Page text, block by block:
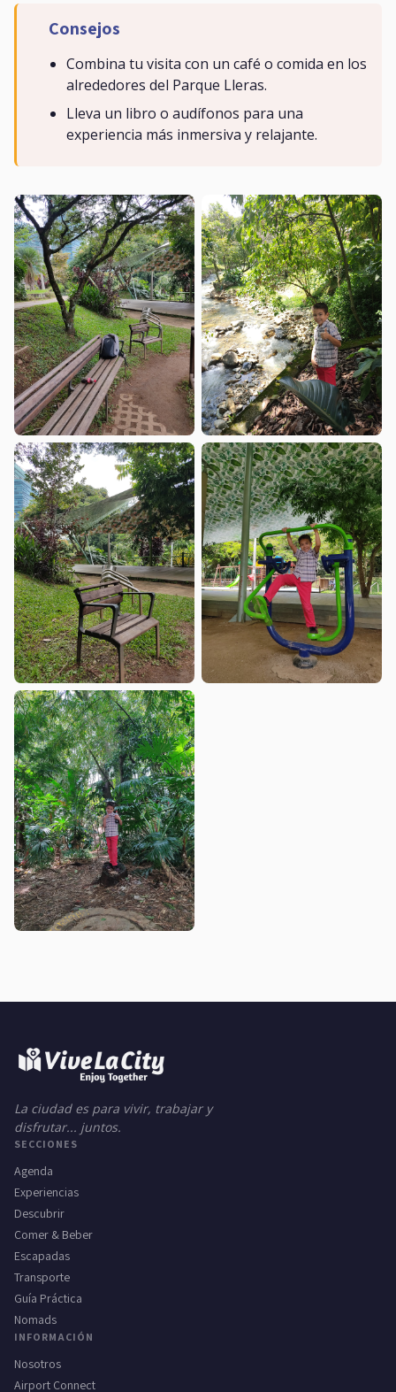
Consejos
Combina tu visita con un café o comida en los
alrededores del Parque Lleras.
Lleva un libro o audífonos para una
experiencia más inmersiva y relajante.
La ciudad es para vivir, trabajar y
disfrutar... juntos.
SECCIONES
Agenda
Experiencias
Descubrir
Comer & Beber
Escapadas
Transporte
Guía Práctica
Nomads
INFORMACIÓN
Nosotros
Airport Connect